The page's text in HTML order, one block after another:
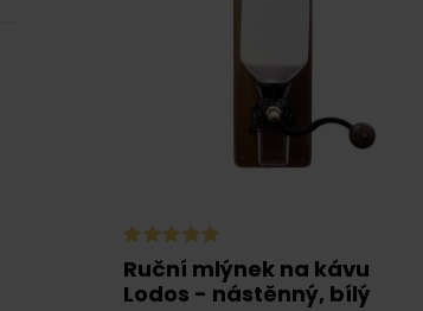
Ruční mlýnek na kávu
Lodos - nástěnný, bílý